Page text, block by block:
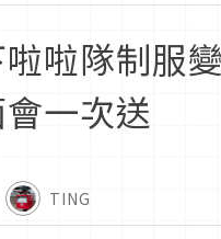
啦隊制服
一次送
TING